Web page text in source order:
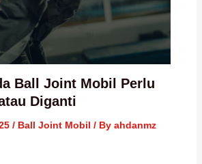
Ball Joint Mobil Perlu
Diganti
/ Ball Joint Mobil / By ahdanmz